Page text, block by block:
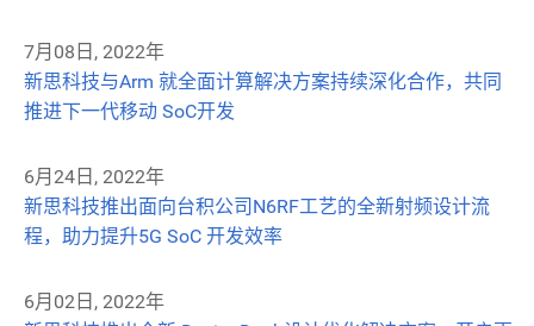
7月08日, 2022年
新思科技与Arm 就全面计算解决方案持续深化合作，共同
推进下一代移动 SoC开发
6月24日, 2022年
新思科技推出面向台积公司N6RF工艺的全新射频设计流
程，助力提升5G SoC 开发效率
6月02日, 2022年